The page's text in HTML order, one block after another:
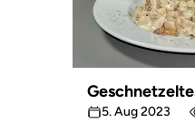
5. Aug 2023